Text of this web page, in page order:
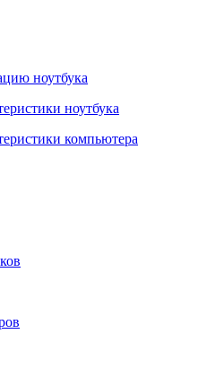
ноутбука
ноутбука
компьютера